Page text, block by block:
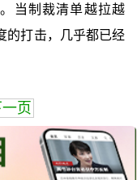
当制裁清单越拉越
的打击，几乎都已经
页